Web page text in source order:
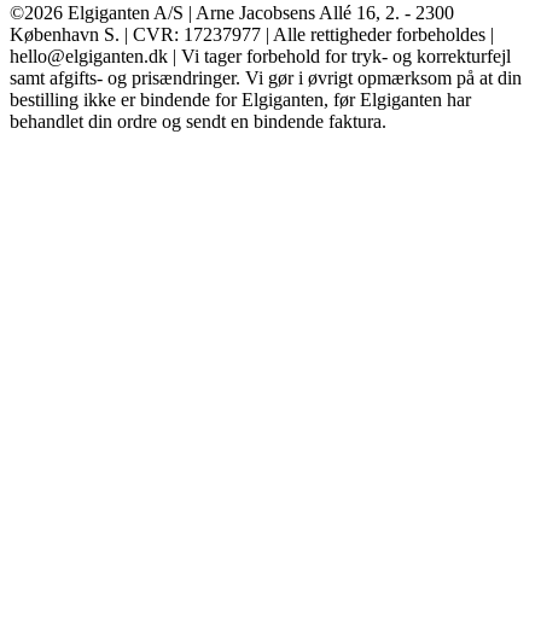
©2026 Elgiganten A/S | Arne Jacobsens Allé 16, 2. - 2300
København S. | CVR: 17237977 | Alle rettigheder forbeholdes |
hello@elgiganten.dk | Vi tager forbehold for tryk- og korrekturfejl
samt afgifts- og prisændringer. Vi gør i øvrigt opmærksom på at din
bestilling ikke er bindende for Elgiganten, før Elgiganten har
behandlet din ordre og sendt en bindende faktura.